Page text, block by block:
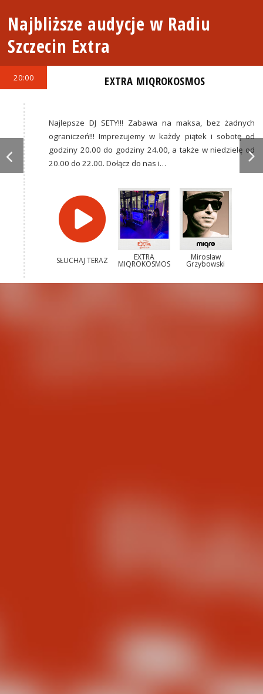
Najbliższe audycje w Radiu
Szczecin Extra
20:00 EXTRA MIQROKOSMOS
Najlepsze DJ SETY!!! Zabawa na maksa, bez żadnych
ograniczeń!!! Imprezujemy w każdy piątek i sobotę od
godziny 20.00 do godziny 24.00, a także w niedzielę od
20.00 do 22.00. Dołącz do nas i…
SŁUCHAJ TERAZ EXTRA
MIQROKOSMOS
Mirosław
Grzybowski